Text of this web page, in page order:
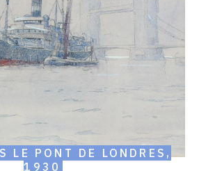
LE PONT DE LONDRES,
1930